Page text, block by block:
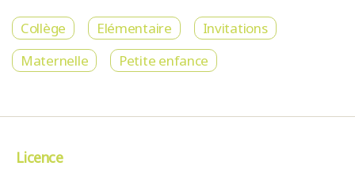
Collège Elémentaire
Invitations
Maternelle
Petite enfance
Licence